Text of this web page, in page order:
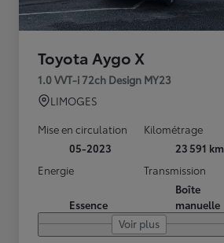
Toyota Aygo X
1.0 VVT-i 72ch Design MY23
LIMOGES
Mise en circulation
05-2023
Kilométrage
23 591 km
Energie
Essence
Transmission
Boîte
manuelle
Voir plus